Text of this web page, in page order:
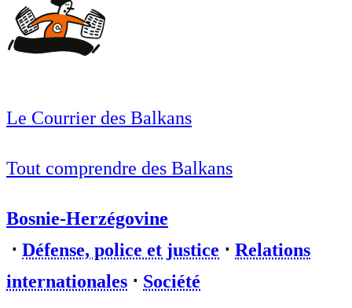
Le Courrier des Balkans
Tout comprendre des Balkans
Bosnie-Herzégovine
⋅ Défense, police et justice ⋅ Relations
internationales ⋅ Société